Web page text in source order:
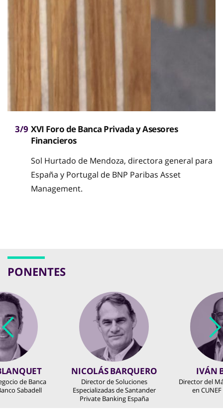
3/9 XVI Foro de Banca Privada y Asesores
Financieros
Sol Hurtado de Mendoza, directora general para
España y Portugal de BNP Paribas Asset
Management.
PONENTES
de Banca
Sabadell
NICOLÁS BARQUERO
Director de Soluciones
Especializadas de Santander
Private Banking España
IVÁN
Director del
en